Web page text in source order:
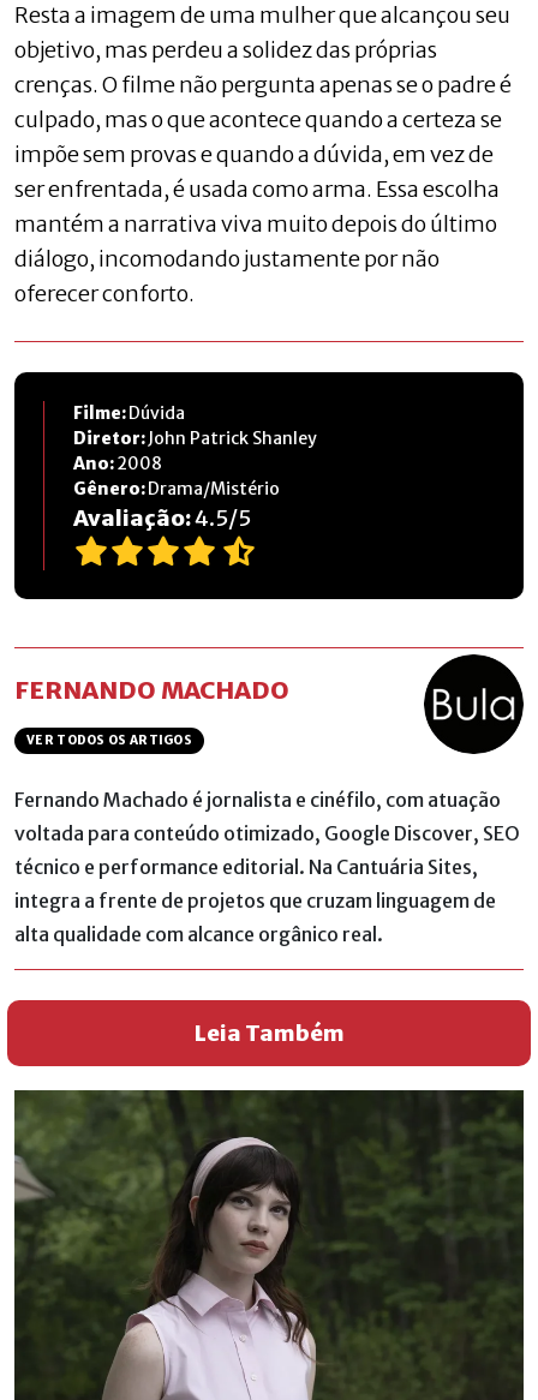
Resta a imagem de uma mulher que alcançou seu
objetivo, mas perdeu a solidez das próprias
crenças. O filme não pergunta apenas se o padre é
culpado, mas o que acontece quando a certeza se
impõe sem provas e quando a dúvida, em vez de
ser enfrentada, é usada como arma. Essa escolha
mantém a narrativa viva muito depois do último
diálogo, incomodando justamente por não
oferecer conforto.
Filme:Dúvida
Diretor: John Patrick Shanley
Ano:2008
Gênero:Drama/Mistério
Avaliação:4.5/5
FERNANDO MACHADO
VER TODOS OS ARTIGOS
Fernando Machado é jornalista e cinéfilo, com atuação
voltada para conteúdo otimizado, Google Discover, SEO
técnico e performance editorial. Na Cantuária Sites,
integra a frente de projetos que cruzam linguagem de
alta qualidade com alcance orgânico real.
Leia Também